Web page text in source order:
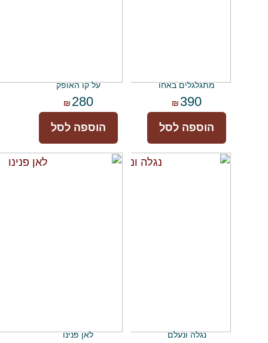
מתגלגלים באחו
₪ 390
הוספה לסל
על קו האופק
₪ 280
הוספה לסל
נגלה ונעלם
לאן פנינו